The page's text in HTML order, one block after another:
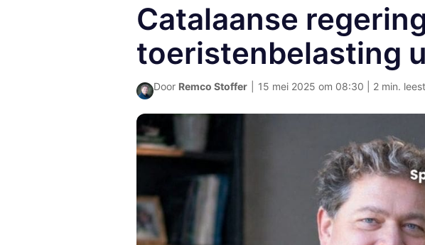
Catalaanse
toeristenbelasting
Door Remco Stoffer 15 mei 2025 om 08:30 | 2 min.